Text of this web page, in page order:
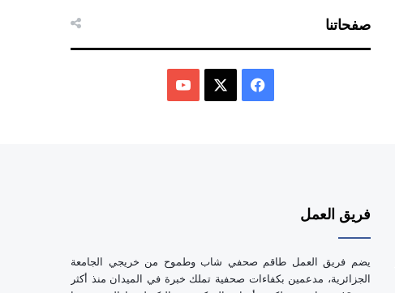
صفحاتنا
b
فريق العمل
يضم فريق العمل طاقم صحفي شاب وطموح من خريجي الجامعة
الجزائرية، مدعمين بكفاءات صحفية تملك خبرة في الميدان منذ أكثر